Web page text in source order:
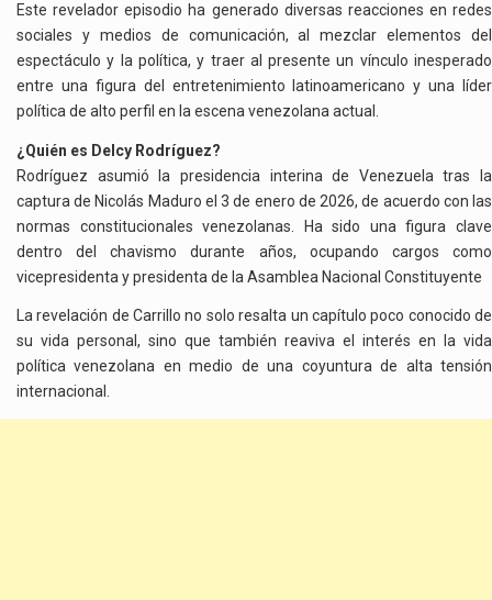
Este revelador episodio ha generado diversas reacciones en redes
sociales y medios de comunicación, al mezclar elementos del
espectáculo y la política, y traer al presente un vínculo inesperado
entre una figura del entretenimiento latinoamericano y una líder
política de alto perfil en la escena venezolana actual.
¿Quién es Delcy Rodríguez?
Rodríguez asumió la presidencia interina de Venezuela tras la
captura de Nicolás Maduro el 3 de enero de 2026, de acuerdo con las
normas constitucionales venezolanas. Ha sido una figura clave
dentro del chavismo durante años, ocupando cargos como
vicepresidenta y presidenta de la Asamblea Nacional Constituyente
La revelación de Carrillo no solo resalta un capítulo poco conocido de
su vida personal, sino que también reaviva el interés en la vida
política venezolana en medio de una coyuntura de alta tensión
internacional.